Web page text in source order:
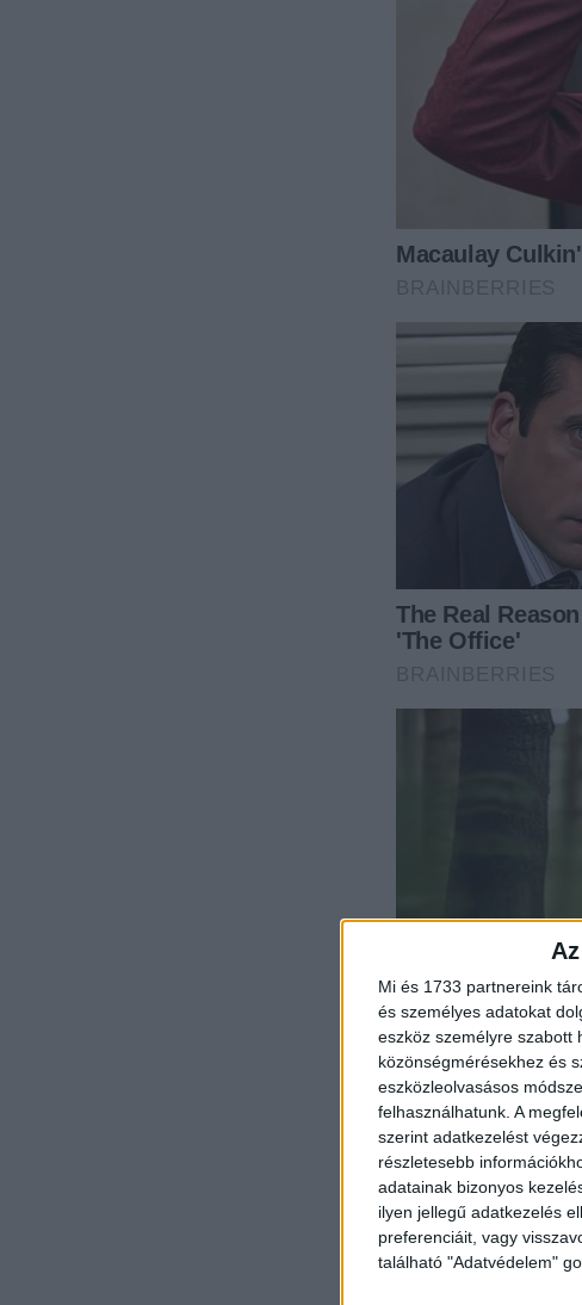
Mi és 1733 partnereink
és személyes adatokat
eszköz személyre szabott
közönségmérésekhez és
eszközleolvasásos
felhasználhatunk. A
szerint adatkezelést
részletesebb
adatainak bizonyos
ilyen jellegű adatkezelés
preferenciáit, vagy
található "Adatvédelem"